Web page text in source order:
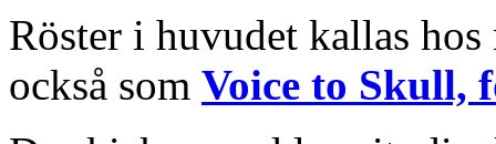
Röster i huvudet kallas
också som Voice to Skull,